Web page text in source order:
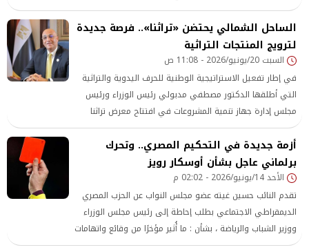
قِبل الأجهزة الأمنية واسترداد جزء من متحصلات الجريمة.
الساحل الشمالي يحتضن «تراثنا».. فرصة جديدة
لترويج المنتجات التراثية
السبت 20/يونيو/2026 - 11:08 ص
في إطار تفعيل الاستراتيجية الوطنية للحرف اليدوية والتراثية
التي أطلقها الدكتور مصطفي مدبولي رئيس الوزراء ورئيس
مجلس إدارة جهاز تنمية المشروعات في افتتاح معرض تراثنا
٢٠٢٥
أزمة جديدة في التحكيم المصري.. وتحرك
برلماني عاجل بشأن أوسكار رويز
الأحد 14/يونيو/2026 - 02:02 م
تقدم النائب حسين غيته عضو مجلس النواب عن الحزب المصري
الديمقراطي الاجتماعي بطلب إحاطة إلى رئيس مجلس الوزراء
ووزير الشباب والرياضة ، بشأن : ما أُثير مؤخرًا من وقائع واتهامات
أخلاقية منسوبة لـ أوسكار رويز